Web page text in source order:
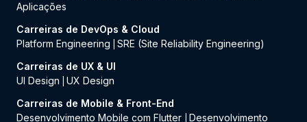
Aplicações
Carreiras de DevOps & Cloud
Platform Engineering
SRE (Site Reliability Engineering)
Carreiras de UX & UI
UI Design
UX Design
Carreiras de Mobile & Front-End
Desenvolvimento Mobile com Flutter
Desenvolvimento